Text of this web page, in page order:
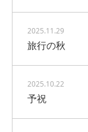
2025.11.29
旅行の秋
2025.10.22
予祝